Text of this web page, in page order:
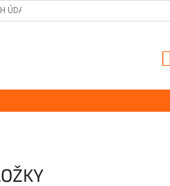
ÚDAJŮ GDPR